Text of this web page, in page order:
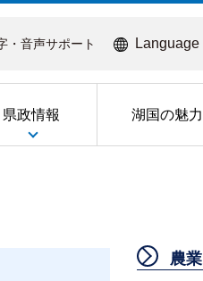
・音声サポート Language
県政情報 湖国の魅力
農業